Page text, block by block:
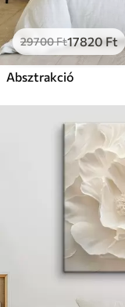
29700Ft17820Ft
Absztrakció